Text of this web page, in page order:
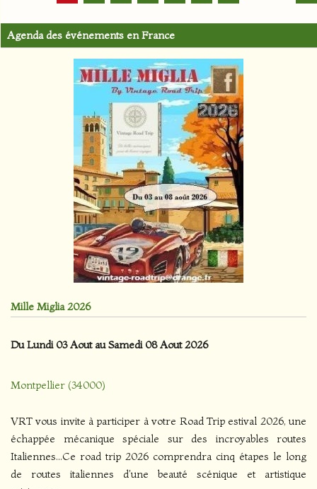
Agenda des événements en France
Mille Miglia 2026
Du Lundi 03 Aout au Samedi 08 Aout 2026
Montpellier (34000)
VRT vous invite à participer à votre Road Trip estival 2026, une
échappée mécanique spéciale sur des incroyables routes
Italiennes...Ce road trip 2026 comprendra cinq étapes le long
de routes italiennes d'une beauté scénique et artistique